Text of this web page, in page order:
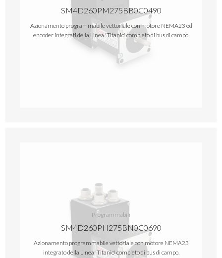
SM4D260PM275BB0C0490
Azionamento programmabile vettoriale con motore NEMA23 ed
encoder integrati della Linea 'Titanio' completo di bus di campo.
Programmabili
SM4D260PH275BN0C0690
Azionamento programmabile vettoriale con motore NEMA23
integrato della Linea 'Titanio' completo di bus di campo.